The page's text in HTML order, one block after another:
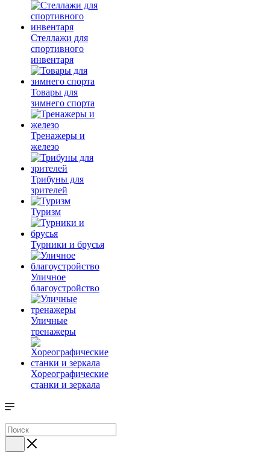
Стеллажи для
спортивного
инвентаря
Товары для
зимнего спорта
Тренажеры и
железо
Трибуны для
зрителей
Туризм
Турники и брусья
Уличное
благоустройство
Уличные
тренажеры
Хореографические
станки и зеркала